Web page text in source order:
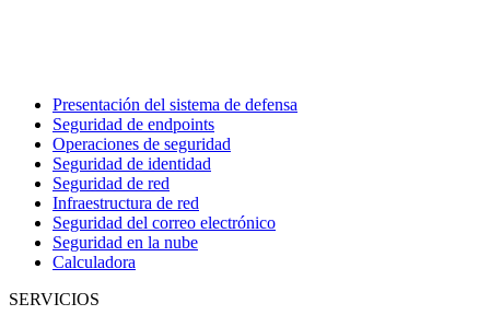
Presentación del sistema de defensa
Seguridad de endpoints
Operaciones de seguridad
Seguridad de identidad
Seguridad de red
Infraestructura de red
Seguridad del correo electrónico
Seguridad en la nube
Calculadora
SERVICIOS